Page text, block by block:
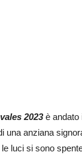
2023è andato
una anziana
luci si sono